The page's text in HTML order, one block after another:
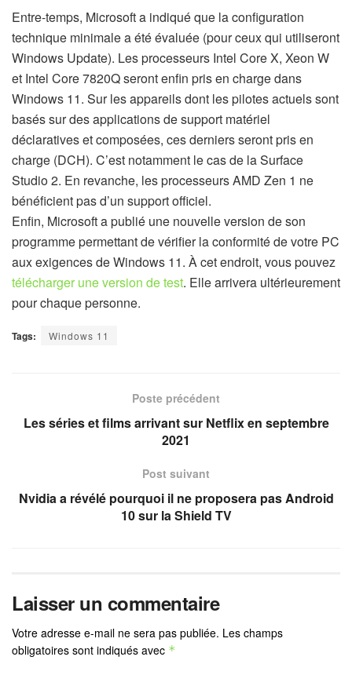
Entre-temps, Microsoft a indiqué que la configuration
technique minimale a été évaluée (pour ceux qui utiliseront
Windows Update). Les processeurs Intel Core X, Xeon W
et Intel Core 7820Q seront enfin pris en charge dans
Windows 11. Sur les appareils dont les pilotes actuels sont
basés sur des applications de support matériel
déclaratives et composées, ces derniers seront pris en
charge (DCH). C’est notamment le cas de la Surface
Studio 2. En revanche, les processeurs AMD Zen 1 ne
bénéficient pas d’un support officiel.
Enfin, Microsoft a publié une nouvelle version de son
programme permettant de vérifier la conformité de votre PC
aux exigences de Windows 11. À cet endroit, vous pouvez
télécharger une version de test. Elle arrivera ultérieurement
pour chaque personne.
Tags: Windows 11
Poste précédent
Les séries et films arrivant sur Netflix en septembre
2021
Post suivant
Nvidia a révélé pourquoi il ne proposera pas Android
10 sur la Shield TV
Laisser un commentaire
Votre adresse e-mail ne sera pas publiée. Les champs
obligatoires sont indiqués avec *